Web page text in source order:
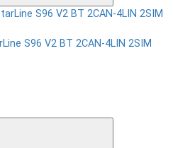
S96 V2 BT 2CAN-4LIN 2SIM